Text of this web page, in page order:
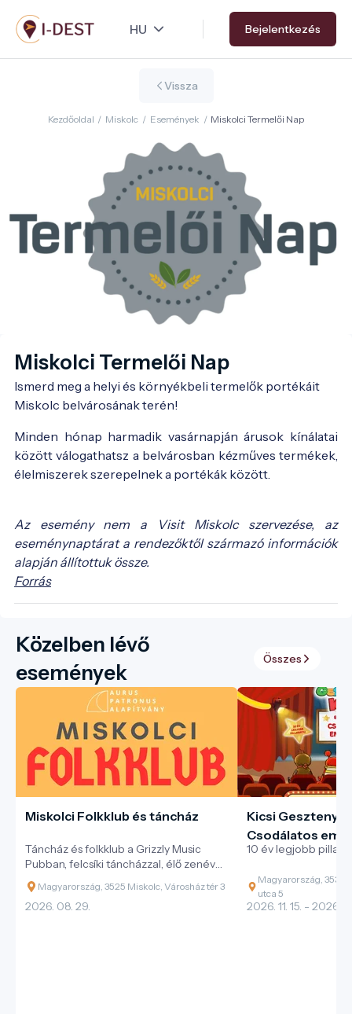
Ugrás
a
tartalomra
Bejelentkezés
Vissza
Kezdőoldal / Miskolc / Események / Miskolci Termelői Nap
Miskolci Termelői Nap
Ismerd meg a helyi és környékbeli termelők portékáit
Miskolc belvárosának terén!
Minden hónap harmadik vasárnapján árusok kínálatai
között válogathatsz a belvárosban kézműves termékek,
élelmiszerek szerepelnek a portékák között.
Az esemény nem a Visit Miskolc szervezése, az
eseménynaptárat a rendezőktől származó információk
alapján állítottuk össze.
Forrás
Közelben lévő
események
Összes
Miskolci Folkklub és táncház
Táncház és folkklub a Grizzly Music
Pubban, felcsíki táncházzal, élő zenével
és változatos magyar néptáncokkal.
Magyarország, 3525 Miskolc, Városház tér 3
2026. 08. 29.
Kicsi Gesztenye
Csodálatos
10 év legjobb
Magyarország, 3530
utca 5
2026. 11. 15. - 2026.